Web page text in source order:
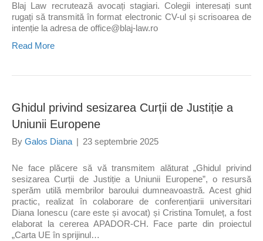
Blaj Law recrutează avocați stagiari. Colegii interesați sunt
rugați să transmită în format electronic CV-ul și scrisoarea de
intenție la adresa de office@blaj-law.ro
Read More
Ghidul privind sesizarea Curții de Justiție a
Uniunii Europene
By Galos Diana | 23 septembrie 2025
Ne face plăcere să vă transmitem alăturat „Ghidul privind
sesizarea Curții de Justiție a Uniunii Europene”, o resursă
sperăm utilă membrilor baroului dumneavoastră. Acest ghid
practic, realizat în colaborare de conferențiarii universitari
Diana Ionescu (care este și avocat) și Cristina Tomuleț, a fost
elaborat la cererea APADOR-CH. Face parte din proiectul
„Carta UE în sprijinul…